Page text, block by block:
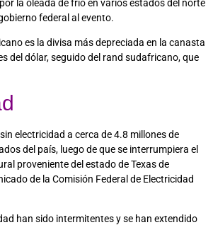
la oleada de frío en varios estados del norte
federal al evento.
es la divisa más depreciada en la canasta
del dólar, seguido del rand sudafricano, que
electricidad a cerca de 4.8 millones de
del país, luego de que se interrumpiera el
proveniente del estado de Texas de
de la Comisión Federal de Electricidad
han sido intermitentes y se han extendido